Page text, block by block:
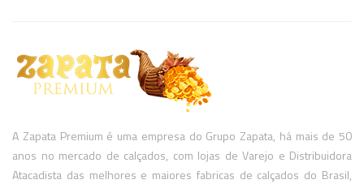
A Zapata Premium é uma empresa do Grupo Zapata, há mais de 50
anos no mercado de calçados, com lojas de Varejo e Distribuidora
Atacadista das melhores e maiores fabricas de calçados do Brasil,